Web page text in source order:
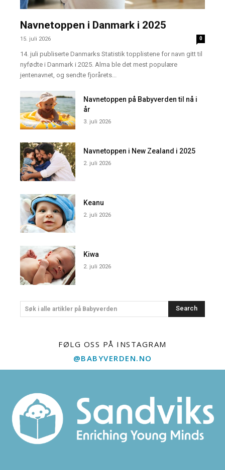
Navnetoppen i Danmark i 2025
15. juli 2026 0
14. juli publiserte Danmarks Statistik topplistene for navn gitt til
nyfødte i Danmark i 2025. Alma ble det mest populære
jentenavnet, og sendte fjorårets...
Navnetoppen på Babyverden til nå i
år
3. juli 2026
Navnetoppen i New Zealand i 2025
2. juli 2026
Keanu
2. juli 2026
Kiwa
2. juli 2026
Søk i alle artikler på Babyverden Search
FØLG OSS PÅ INSTAGRAM
@BABYVERDEN.NO